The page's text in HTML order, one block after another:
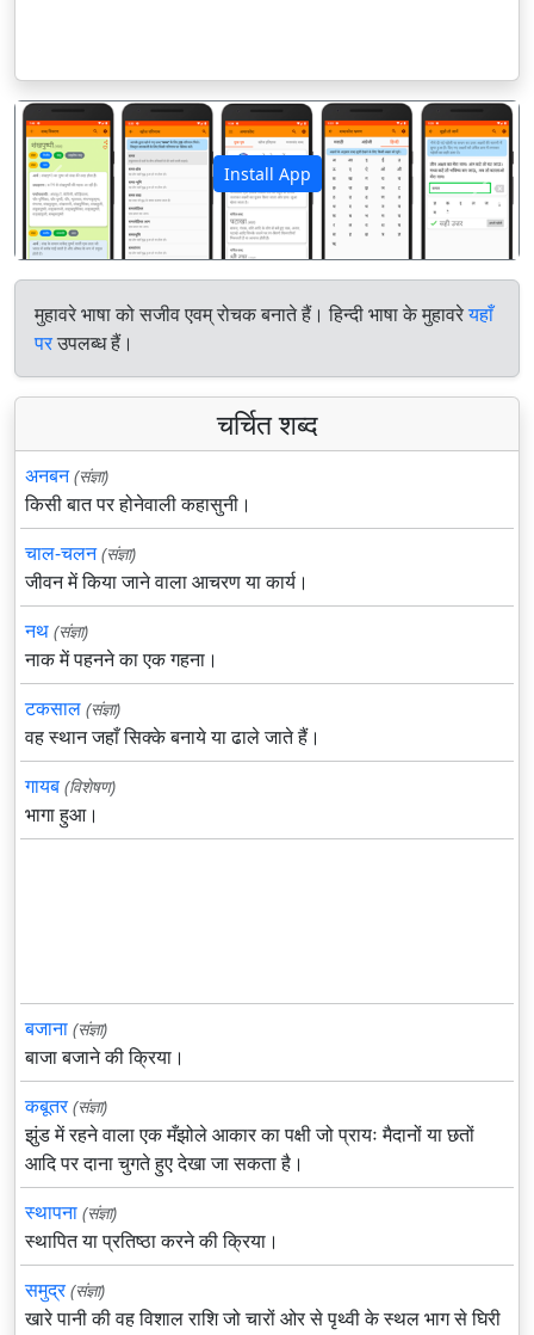
Install App
पिछला अगला
मुहावरे भाषा को सजीव एवम् रोचक बनाते हैं। हिन्दी भाषा के मुहावरेयहाँ
परउपलब्ध हैं।
चर्चित शब्द
अनबन (संज्ञा)
किसी बात पर होनेवाली कहासुनी।
चाल-चलन (संज्ञा)
जीवन में किया जाने वाला आचरण या कार्य।
नथ (संज्ञा)
नाक में पहनने का एक गहना।
टकसाल (संज्ञा)
वह स्थान जहाँ सिक्के बनाये या ढाले जाते हैं।
गायब (विशेषण)
भागा हुआ।
बजाना (संज्ञा)
बाजा बजाने की क्रिया।
कबूतर (संज्ञा)
झुंड में रहने वाला एक मँझोले आकार का पक्षी जो प्रायः मैदानों या छतों
आदि पर दाना चुगते हुए देखा जा सकता है।
स्थापना (संज्ञा)
स्थापित या प्रतिष्ठा करने की क्रिया।
समुद्र (संज्ञा)
खारे पानी की वह विशाल राशि जो चारों ओर से पृथ्वी के स्थल भाग से घिरी